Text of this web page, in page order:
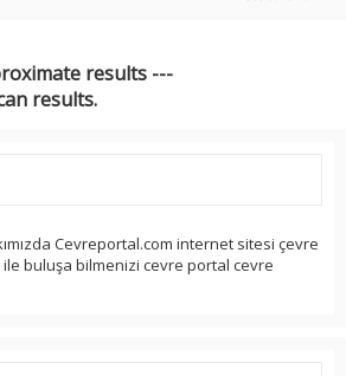
results ---
results.
Cevreportal.com internet sitesi çevre
ile buluşa bilmenizi cevre portal cevre